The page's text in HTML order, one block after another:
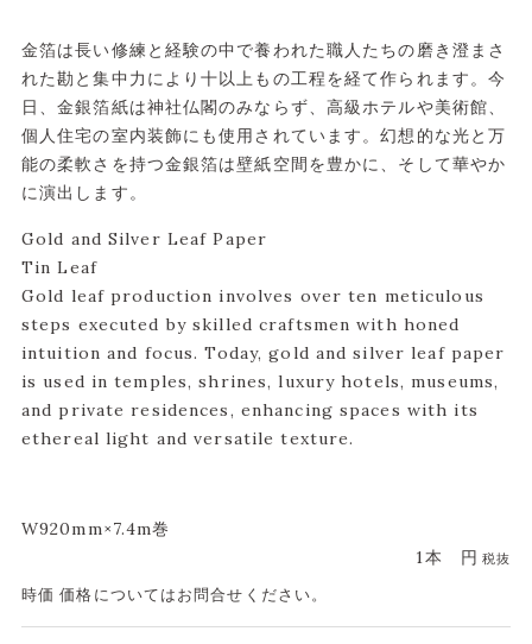
金箔は長い修練と経験の中で養われた職人たちの磨き澄まさ
れた勘と集中力により十以上もの工程を経て作られます。今
日、金銀箔紙は神社仏閣のみならず、高級ホテルや美術館、
個人住宅の室内装飾にも使用されています。幻想的な光と万
能の柔軟さを持つ金銀箔は壁紙空間を豊かに、そして華やか
に演出します。
Gold and Silver Leaf Paper
Tin Leaf
Gold leaf production involves over ten meticulous
steps executed by skilled craftsmen with honed
intuition and focus. Today, gold and silver leaf paper
is used in temples, shrines, luxury hotels, museums,
and private residences, enhancing spaces with its
ethereal light and versatile texture.
W920mm×7.4m巻
1本
円 税抜
時価 価格についてはお問合せください。